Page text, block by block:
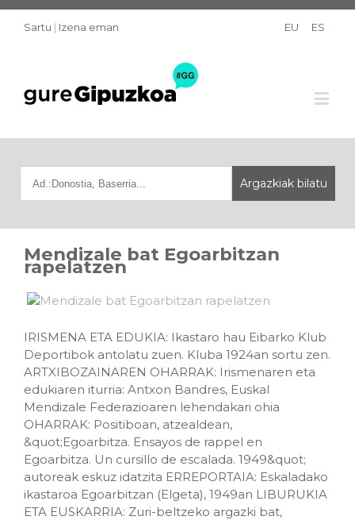
Sartu | Izena eman EU ES
Mendizale bat Egoarbitzan
rapelatzen
IRISMENA ETA EDUKIA: Ikastaro hau Eibarko Klub
Deportibok antolatu zuen. Kluba 1924an sortu zen.
ARTXIBOZAINAREN OHARRAK: Irismenaren eta
edukiaren iturria: Antxon Bandres, Euskal
Mendizale Federazioaren lehendakari ohia
OHARRAK: Positiboan, atzealdean,
&quot;Egoarbitza. Ensayos de rappel en
Egoarbitza. Un cursillo de escalada. 1949&quot;
autoreak eskuz idatzita ERREPORTAIA: Eskaladako
ikastaroa Egoarbitzan (Elgeta), 1949an LIBURUKIA
ETA EUSKARRIA: Zuri-beltzeko argazki bat,